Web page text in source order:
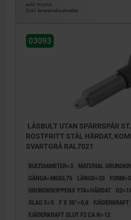
exkl. moms
Exkl. leveranskostnader
03093
LÅSBULT UTAN SPÄRRSPÅR
ROSTFRITT STÅL HÄRDAT,
SVARTGRÅ RAL7021
BULTDIAMETER=3
MATERIAL
GÄNGA=M6X0,75
LÄNGD=33
FORM=G
GRUNDKROPPENS YTA=HÄRDAT
SLAG S=5
F X 30°=0,8
FJÄDERKRAFT SLUT F2 CA N=12